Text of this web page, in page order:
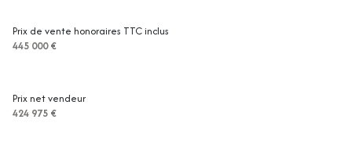
Prix de vente honoraires TTC inclus
445 000 €
Prix net vendeur
424 975 €